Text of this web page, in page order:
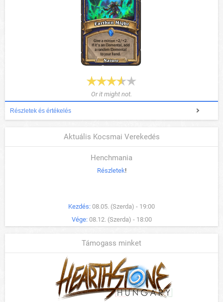
Or it might not.
Részletek és értékelés
Aktuális Kocsmai Verekedés
Henchmania
Részletek!
Kezdés: 08.05. (Szerda) - 19:00
Vége: 08.12. (Szerda) - 18:00
Támogass minket